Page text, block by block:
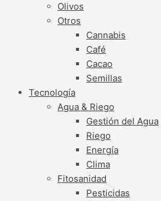
Olivos
Otros
Cannabis
Café
Cacao
Semillas
Tecnología
Agua & Riego
Gestión del Agua
Riego
Energía
Clima
Fitosanidad
Pesticidas